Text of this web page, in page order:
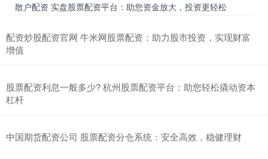
散户配资 实盘股票配资平台：助您资金放大，投资更轻松
配资炒股配资官网 牛米网股票配资：助力股市投资，实现财富
增值
股票配资利息一般多少? 杭州股票配资平台：助您轻松撬动资本
杠杆
中国期货配资公司 股票配资分仓系统：安全高效，稳健理财